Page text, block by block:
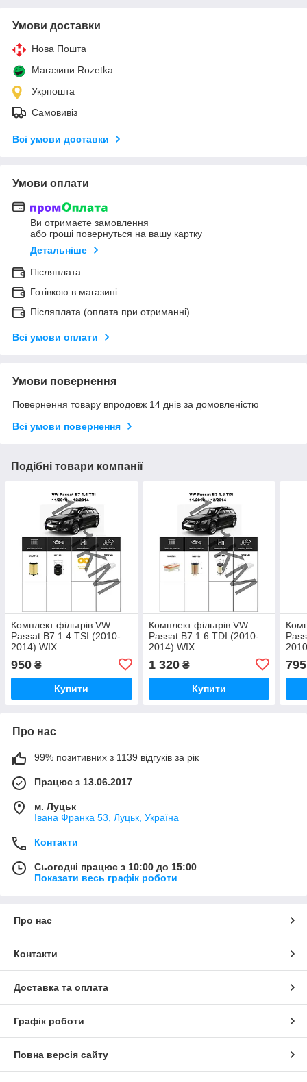
Умови доставки
Нова Пошта
Магазини Rozetka
Укрпошта
Самовивіз
Всі умови доставки
Умови оплати
Ви отримаєте замовлення
або гроші повернуться на вашу картку
Детальніше
Післяплата
Готівкою в магазині
Післяплата (оплата при отриманні)
Всі умови оплати
Умови повернення
Повернення товару впродовж 14 днів за домовленістю
Всі умови повернення
Подібні товари компанії
Комплект фільтрів VW
Passat B7 1.4 TSI (2010-
2014) WIX
950 ₴
Купити
Комплект фільтрів VW
Passat B7 1.6 TDI (2010-
2014) WIX
1 320₴
Купити
795
Про нас
99% позитивних з 1139 відгуків за рік
Працює з 13.06.2017
м. Луцьк
Івана Франка 53, Луцьк, Україна
Контакти
Сьогодні працює з 10:00 до 15:00
Показати весь графік роботи
Про нас
Контакти
Доставка та оплата
Графік роботи
Повна версія сайту